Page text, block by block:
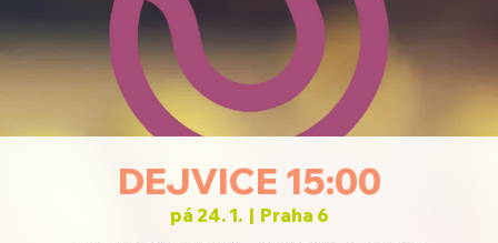
DEJVICE 15:00
pá 24. 1.
  |
Praha 6